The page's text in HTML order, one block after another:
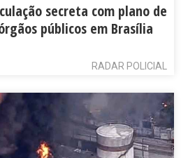
secreta com plano de
públicos em Brasília
RADAR POLICIAL